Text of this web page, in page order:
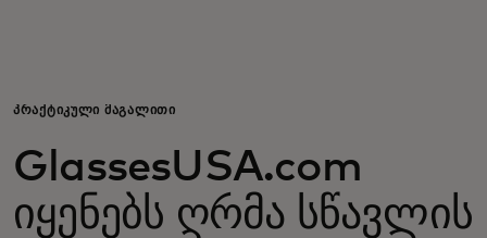
ბიზნესისთვის
მსოფლიოსთვის
ᲞᲠᲐᲥᲢᲘᲙᲣᲚᲘ ᲛᲐᲒᲐᲚᲘᲗᲘ
GlassesUSA.com
იყენებს ღრმა სწავლის